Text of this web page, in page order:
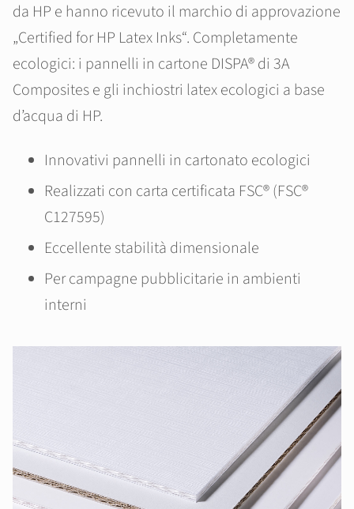
da HP e hanno ricevuto il marchio di approvazione
„Certified for HP Latex Inks“. Completamente
ecologici: i pannelli in cartone DISPA® di 3A
Composites e gli inchiostri latex ecologici a base
d’acqua di HP.
Innovativi pannelli in cartonato ecologici
Realizzati con carta certificata FSC® (FSC®
C127595)
Eccellente stabilità dimensionale
Per campagne pubblicitarie in ambienti
interni